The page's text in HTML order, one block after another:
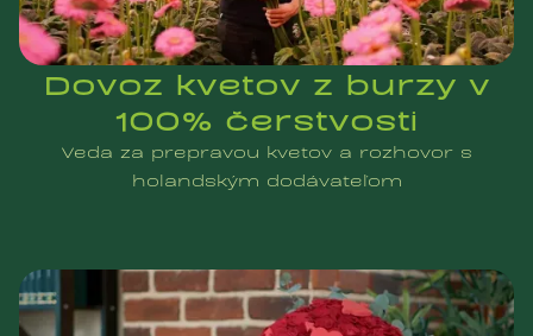
Dovoz kvetov z burzy v
100% čerstvosti
Veda za prepravou kvetov a rozhovor s
holandským dodávateľom